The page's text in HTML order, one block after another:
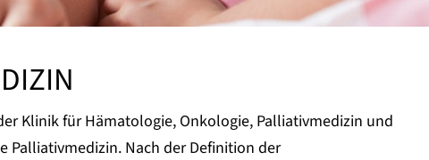
Klinik für Hämatologie, Onkologie, Palliativmedizin und
Palliativmedizin. Nach der Definition der